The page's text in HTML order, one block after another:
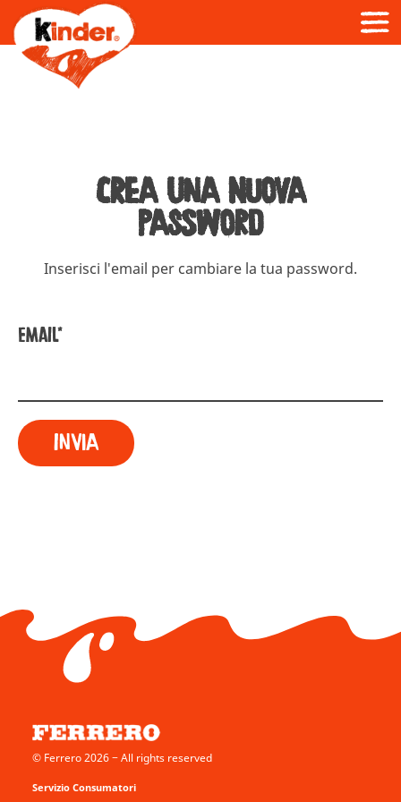
Crea una nuova
password
Inserisci l'email per cambiare la tua password.
Email*
© Ferrero 2026 − All rights reserved
Servizio Consumatori